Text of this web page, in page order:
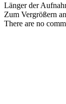
Länger der
Zum Vergrößern
There are no